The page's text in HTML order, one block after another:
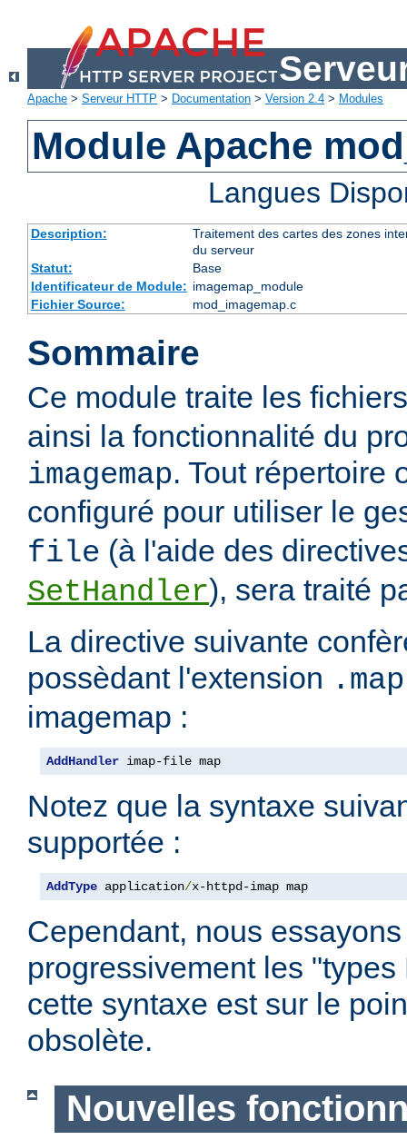
Apache > Serveur HTTP > Documentation > Version 2.4 > Modules
Module Apache
Langues
Description:
Traitement des cartes des zones
du serveur
Statut:
Base
Identificateur de Module: imagemap_module
Fichier Source:
mod_imagemap.c
Sommaire
Ce module traite les
ainsi la fonctionnalité du
imagemap. Tout répertoire
configuré pour utiliser le
file (à l'aide des
SetHandler), sera traité
La directive suivante
possèdant l'extension .map
imagemap :
AddHandler imap-file map
Notez que la syntaxe
supportée :
AddType application/x-httpd-imap map
Cependant, nous
progressivement les
cette syntaxe est sur le
obsolète.
Nouvelles